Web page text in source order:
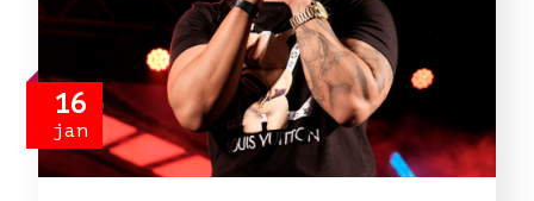
16
jan